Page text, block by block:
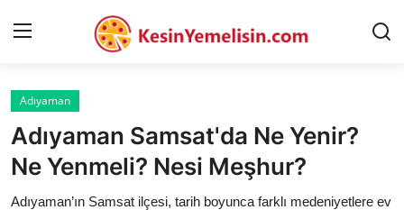
AnaSayfa
Gizlilik Sözleşmesi
Rüya Tabirleri
Adıyaman
Adıyaman Samsat'da Ne Yenir?
Ne Yenmeli? Nesi Meşhur?
Adıyaman’ın Samsat ilçesi, tarih boyunca farklı medeniyetlere ev